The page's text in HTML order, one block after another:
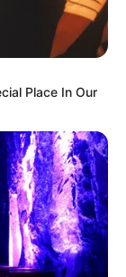
Place In Our